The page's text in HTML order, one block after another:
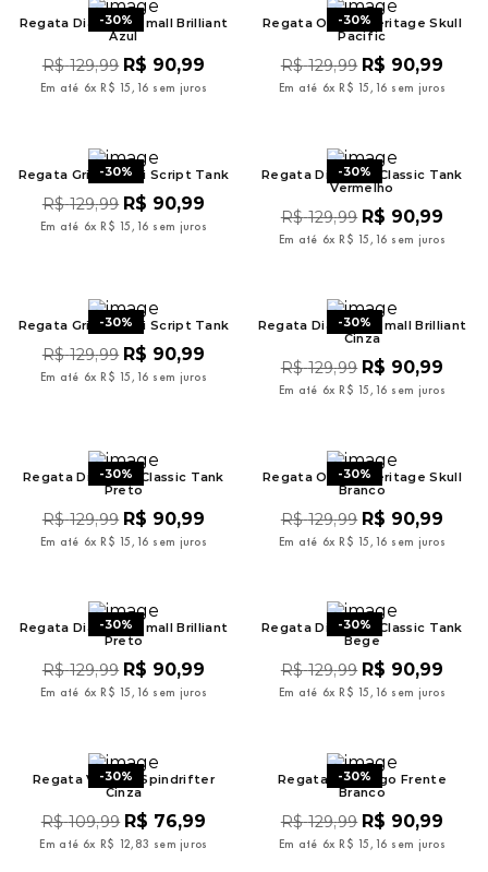
-30%
Regata Diamond Small Brilliant
Azul
R$ 129,99 R$ 90,99
Em até 6x R$ 15 , 16 sem juros
-30%
Regata Oakley Heritage Skull
Pacific
R$ 129,99 R$ 90,99
Em até 6x R$ 15 , 16 sem juros
-30%
Regata Grizzly Mini Script Tank
R$ 129,99 R$ 90,99
Em até 6x R$ 15 , 16 sem juros
-30%
Regata Diamond Classic Tank
Vermelho
R$ 129,99 R$ 90,99
Em até 6x R$ 15 , 16 sem juros
-30%
Regata Grizzly Mini Script Tank
R$ 129,99 R$ 90,99
Em até 6x R$ 15 , 16 sem juros
-30%
Regata Diamond Small Brilliant
Cinza
R$ 129,99 R$ 90,99
Em até 6x R$ 15 , 16 sem juros
-30%
Regata Diamond Classic Tank
Preto
R$ 129,99 R$ 90,99
Em até 6x R$ 15 , 16 sem juros
-30%
Regata Oakley Heritage Skull
Branco
R$ 129,99 R$ 90,99
Em até 6x R$ 15 , 16 sem juros
-30%
Regata Diamond Small Brilliant
Preto
R$ 129,99 R$ 90,99
Em até 6x R$ 15 , 16 sem juros
-30%
Regata Diamond Classic Tank
Bege
R$ 129,99 R$ 90,99
Em até 6x R$ 15 , 16 sem juros
-30%
Regata Volcom Spindrifter
Cinza
R$ 109,99 R$ 76,99
Em até 6x R$ 12, 83 sem juros
-30%
Regata Mcd Logo Frente
Branco
R$ 129,99 R$ 90,99
Em até 6x R$ 15 , 16 sem juros
kenner rakka